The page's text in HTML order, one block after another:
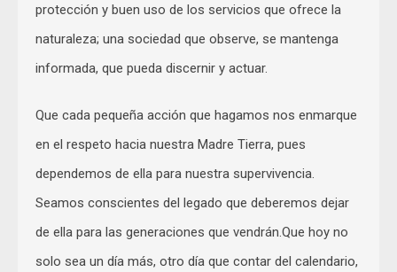
protección y buen uso de los servicios que ofrece la
naturaleza; una sociedad que observe, se mantenga
informada, que pueda discernir y actuar.
Que cada pequeña acción que hagamos nos enmarque
en el respeto hacia nuestra Madre Tierra, pues
dependemos de ella para nuestra supervivencia.
Seamos conscientes del legado que deberemos dejar
de ella para las generaciones que vendrán.Que hoy no
solo sea un día más, otro día que contar del calendario,